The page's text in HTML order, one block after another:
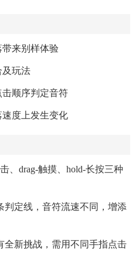
来别样体验
及玩法
顺序判定音符
度上发生变化
、drag-触摸、hold-长按三种
判定线，音符流速不同，增添
全新挑战，需用不同手指点击